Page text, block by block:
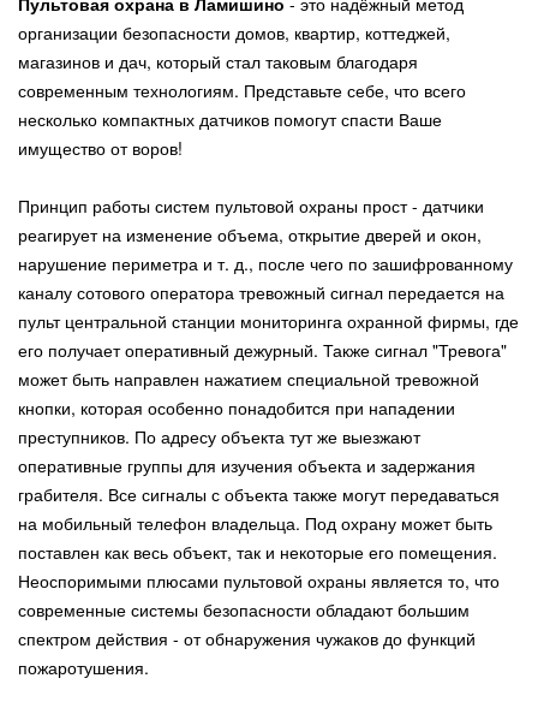
организации безопасности домов, квартир, коттеджей,
магазинов и дач, который стал таковым благодаря
современным технологиям. Представьте себе, что всего
несколько компактных датчиков помогут спасти Ваше
имущество от воров!
Принцип работы систем пультовой охраны прост - датчики
реагирует на изменение объема, открытие дверей и окон,
нарушение периметра и т. д., после чего по зашифрованному
каналу сотового оператора тревожный сигнал передается на
пульт центральной станции мониторинга охранной фирмы, где
его получает оперативный дежурный. Также сигнал "Тревога"
может быть направлен нажатием специальной тревожной
кнопки, которая особенно понадобится при нападении
преступников. По адресу объекта тут же выезжают
оперативные группы для изучения объекта и задержания
грабителя. Все сигналы с объекта также могут передаваться
на мобильный телефон владельца. Под охрану может быть
поставлен как весь объект, так и некоторые его помещения.
Неоспоримыми плюсами пультовой охраны является то, что
современные системы безопасности обладают большим
спектром действия - от обнаружения чужаков до функций
пожаротушения.